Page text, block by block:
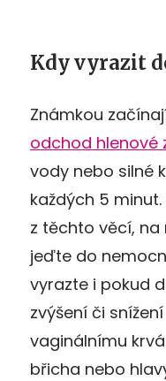
Kdy vyrazit
Známkou
odchod hlenové
vody nebo silné
každých 5
z těchto věcí, na
jeďte do
vyrazte i pokud
zvýšení či
vaginálnímu
břicha nebo